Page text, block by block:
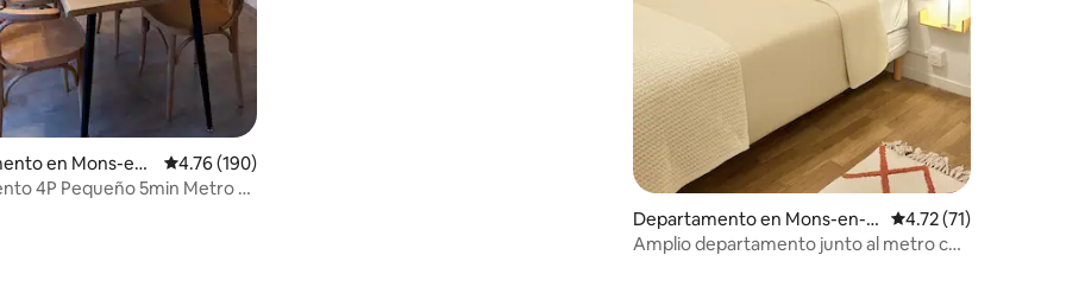
en Mons-en-
Calificación promedio: 4.76 de 5; 190 evaluaciones
4.76 (190)
4P Pequeño 5min Metro T1
Departamento en Mons-en-B
arœul
Calificación
4.72 (71)
Amplio departamento junto al metro con